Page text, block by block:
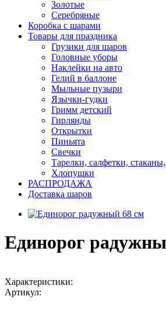
Золотые
Серебряные
Коробка с шарами
Товары для праздника
Грузики для шаров
Головные уборы
Наклейки на авто
Гелий в баллоне
Мыльные пузыри
Язычки-гудки
Гримм детский
Гирлянды
Открытки
Пиньята
Свечки
Тарелки, салфетки, стаканы,
Хлопушки
РАСПРОДАЖА
Доставка шаров
Единорог
Характеристики:
Артикул: